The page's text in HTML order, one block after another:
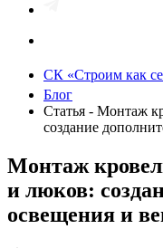
СК «Строим как
Блог
Статья - Монтаж
создание
Монтаж
и люков:
освещения и